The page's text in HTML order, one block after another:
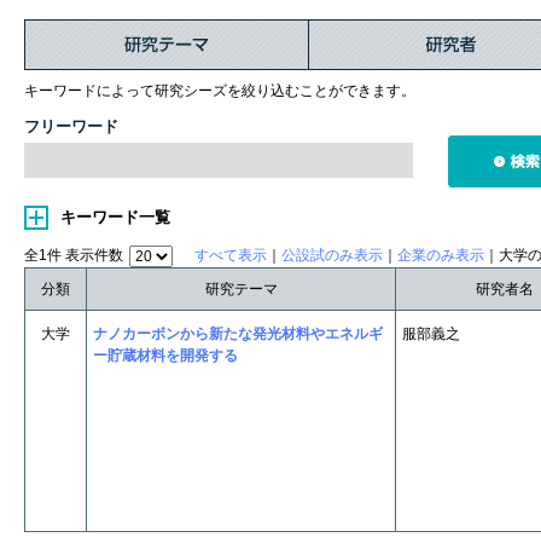
キーワードによって研究シーズを絞り込むことができます。
フリーワード
キーワード一覧
全1件 表示件数 すべて表示 公設試のみ表示 企業のみ表示 ｜大学
分類
研究テーマ 研究者名
大学
ナノカーボンから新たな発光材料やエネルギ
ー貯蔵材料を開発する
服部義之